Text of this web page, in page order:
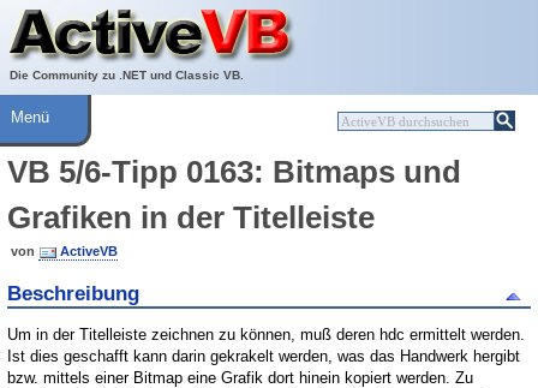
Die Community zu .NET und Classic VB.
Über ActiveVB
Hilfe
Menü
VB 5/6-Tipp 0163: Bitmaps und
Grafiken in der Titelleiste
von ActiveVB
Beschreibung
Um in der Titelleiste zeichnen zu können, muß deren hdc ermittelt werden.
Ist dies geschafft kann darin gekrakelt werden, was das Handwerk hergibt
bzw. mittels einer Bitmap eine Grafik dort hinein kopiert werden. Zu